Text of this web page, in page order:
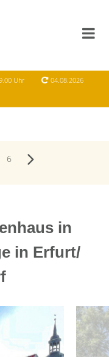
Uhr
04.08.2026
6
in
in Erfurt/